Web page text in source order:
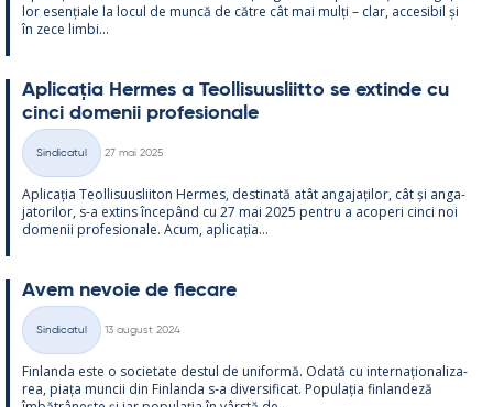
lor esențiale la locul de muncă de către cât mai mulți – clar, acce­si­bil și
în zece limbi...
Aplicația Her­mes a Teol­li­suus­liitto se ex­tinde cu
cinci do­me­nii pro­fe­sio­nale
Categorii
Sindicatul
27 mai 2025
Aplicația Teol­li­suus­lii­ton Her­mes, des­ti­nată atât an­ga­jați­lor, cât și an­ga­
ja­to­ri­lor, s-a ex­tins începând cu 27 mai 2025 pentru a aco­peri cinci noi
do­me­nii pro­fe­sio­nale. Acum, aplicația...
Avem ne­voie de fiecare
Categorii
Sindicatul
13 august 2024
Fin­landa este o socie­tate des­tul de uni­formă. Odată cu in­ter­națio­na­liza­
rea, piața muncii din Fin­landa s-a di­ver­si­ficat. Po­pu­lația fin­lan­deză